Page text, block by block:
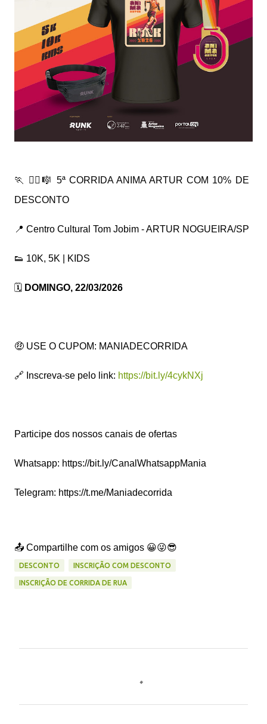
🏃 🏃‍♀️🎼 5ª CORRIDA ANIMA ARTUR COM 10% DE
DESCONTO
📍 Centro Cultural Tom Jobim - ARTUR NOGUEIRA/SP
👟 10K, 5K | KIDS
🗓️ DOMINGO, 22/03/2026
🤑 USE O CUPOM: MANIADECORRIDA
🔗 Inscreva-se pelo link: https://bit.ly/4cykNXj
Participe dos nossos canais de ofertas
Whatsapp: https://bit.ly/CanalWhatsappMania
Telegram: https://t.me/Maniadecorrida
📤 Compartilhe com os amigos 😀😜😎
DESCONTO INSCRIÇÃO COM DESCONTO
INSCRIÇÃO DE CORRIDA DE RUA